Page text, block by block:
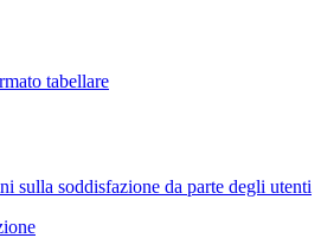
tabellare
sulla soddisfazione da parte degli utenti